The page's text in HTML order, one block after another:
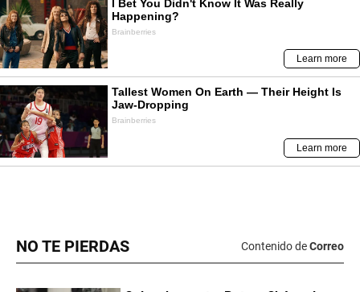
NO TE PIERDAS Contenido deCorreo